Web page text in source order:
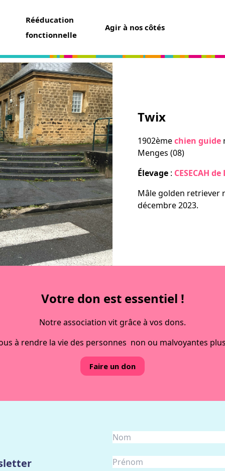
Rééducation
fonctionnelle
Agir à nos côtés
don
assurance vie
une collecte
un futur chien guide
famille d’accueil
bénévole
la série
Twix
1902èmechien guide
Menges (08)
Élevage : CESECAH
Mâle golden retriever
décembre 2023.
Votre don est essentiel !
Notre association vit grâce à vos dons.
à rendre la vie des personnes non ou malvoyantes
Faire un don